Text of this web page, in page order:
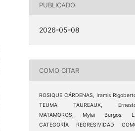
PUBLICADO
2026-05-08
COMO CITAR
ROSIQUE CÁRDENAS, Iramis
TEUMA TAUREAUX,
MATAMOROS, Mylai Burgos.
CATEGORÍA REGRESIVIDAD